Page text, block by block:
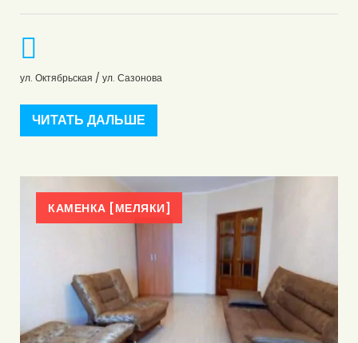
ул. Октябрьская / ул. Сазонова
ЧИТАТЬ ДАЛЬШЕ
КАМЕНКА [МЕЛЯКИ]